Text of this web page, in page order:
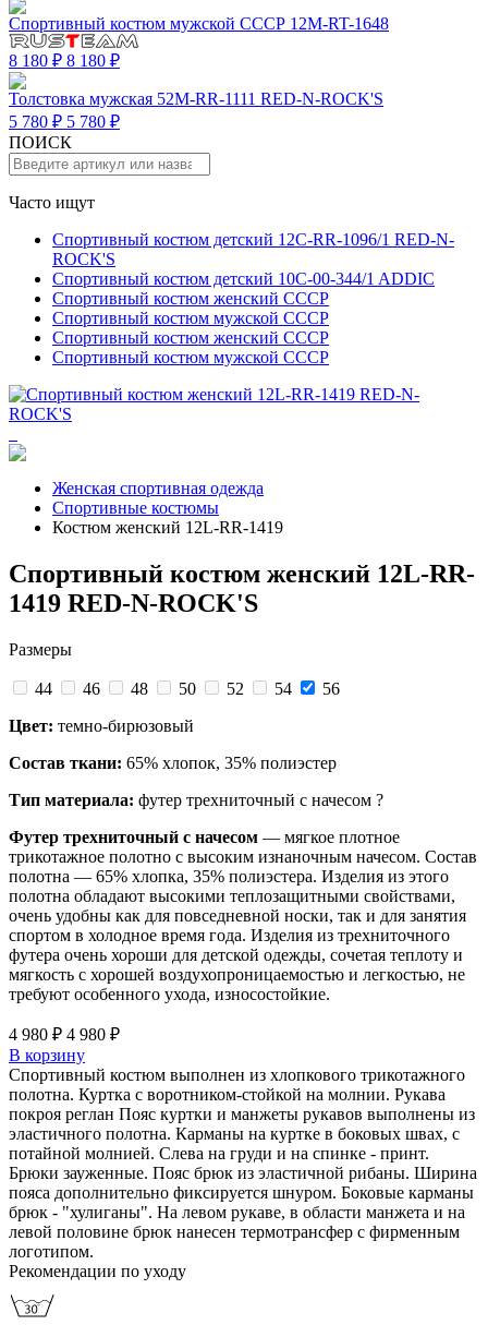
Спортивный костюм мужской СССР 12M-RT-1648
8 180 ₽ 8 180 ₽
Толстовка мужская 52M-RR-1111 RED-N-ROCK'S
5 780 ₽ 5 780 ₽
ПОИСК
Часто ищут
Спортивный костюм детский 12C-RR-1096/1 RED-N-
ROCK'S
Спортивный костюм детский 10C-00-344/1 ADDIC
Спортивный костюм женский СССР
Спортивный костюм мужской СССР
Спортивный костюм женский СССР
Спортивный костюм мужской СССР
Женская спортивная одежда
Спортивные костюмы
Костюм женский 12L-RR-1419
Спортивный костюм женский 12L-RR-
1419 RED-N-ROCK'S
Размеры
44 46 48 50 52 54
56
Цвет: темно-бирюзовый
Состав ткани: 65% хлопок, 35% полиэстер
Тип материала: футер трехниточный с начесом ?
Футер трехниточный с начесом — мягкое плотное
трикотажное полотно с высоким изнаночным начесом. Состав
полотна — 65% хлопка, 35% полиэстера. Изделия из этого
полотна обладают высокими теплозащитными свойствами,
очень удобны как для повседневной носки, так и для занятия
спортом в холодное время года. Изделия из трехниточного
футера очень хороши для детской одежды, сочетая теплоту и
мягкость с хорошей воздухопроницаемостью и легкостью, не
требуют особенного ухода, износостойкие.
4 980 ₽ 4 980 ₽
В корзину
Спортивный костюм выполнен из хлопкового трикотажного
полотна. Куртка с воротником-стойкой на молнии. Рукава
покроя реглан Пояс куртки и манжеты рукавов выполнены из
эластичного полотна. Карманы на куртке в боковых швах, с
потайной молнией. Слева на груди и на спинке - принт.
Брюки зауженные. Пояс брюк из эластичной рибаны. Ширина
пояса дополнительно фиксируется шнуром. Боковые карманы
брюк - "хулиганы". На левом рукаве, в области манжета и на
левой половине брюк нанесен термотрансфер с фирменным
логотипом.
Рекомендации по уходу